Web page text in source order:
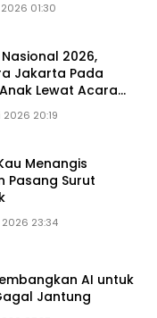
01:30
2026,
Jakarta Pada
Lewat Acara
20:19
Menangis
Pasang Surut
2026 23:34
AI untuk
Jantung